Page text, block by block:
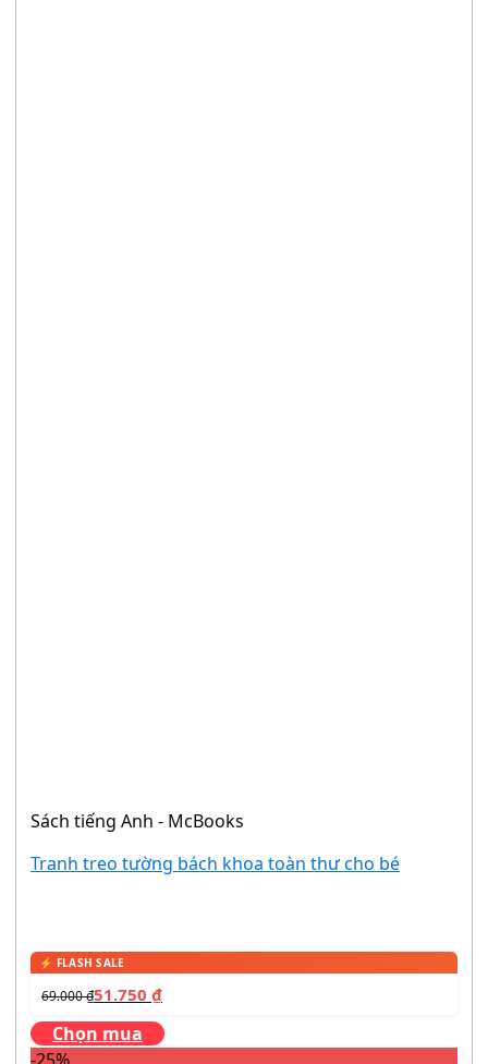
Sách tiếng Anh - McBooks
Tranh treo tường bách khoa toàn thư cho bé
69.000₫51.750 ₫
Chọn mua